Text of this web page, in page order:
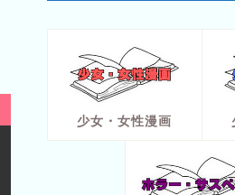
少女・女性漫画